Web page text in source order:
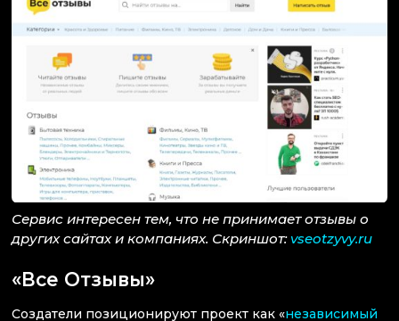
Сервис интересен тем, что не принимает отзывы о
других сайтах и компаниях. Скриншот:vseotzyvy.ru
«Все Отзывы»
Создатели позиционируют проект как «независимый